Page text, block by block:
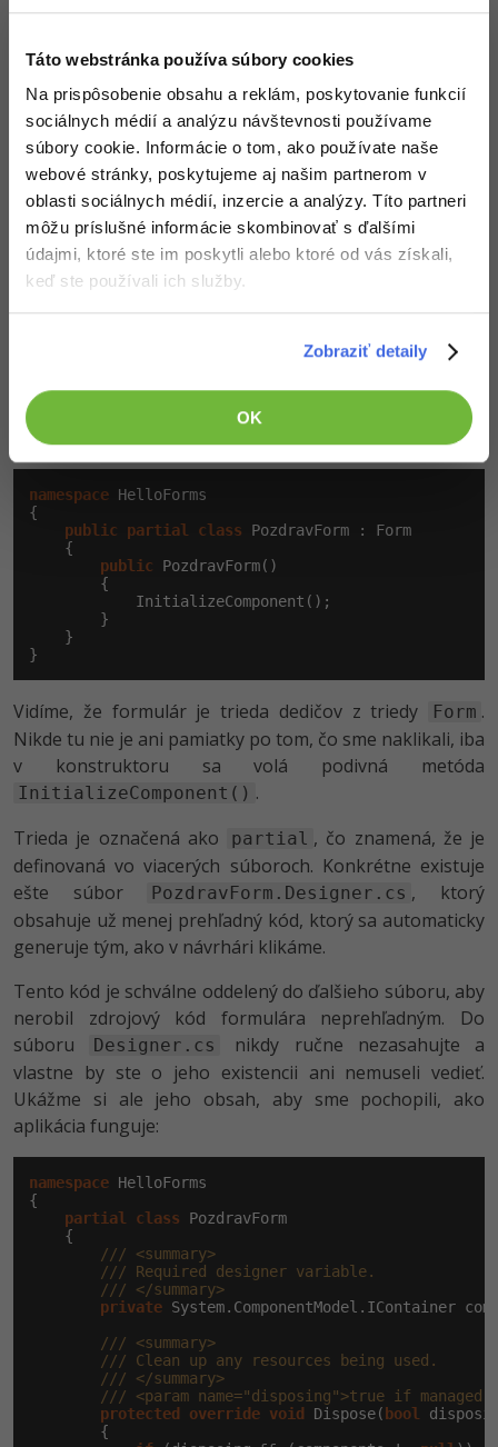
Táto webstránka používa súbory cookies
Na prispôsobenie obsahu a reklám, poskytovanie funkcií
sociálnych médií a analýzu návštevnosti používame
súbory cookie. Informácie o tom, ako používate naše
webové stránky, poskytujeme aj našim partnerom v
oblasti sociálnych médií, inzercie a analýzy. Títo partneri
môžu príslušné informácie skombinovať s ďalšími
údajmi, ktoré ste im poskytli alebo ktoré od vás získali,
keď ste používali ich služby.
Zobraziť detaily
OK
Solution Exploreri, premenuje sa aj trieda. Pre našu
PozdravForm , premenujte si ho tak, pretože sa v
aplikácii potom budete lepšie orientovať.
Visual Studio zobrazuje buď grafický náhľad formulára
alebo jeho zdrojový kód. Medzi týmito režimami môžeme
prepínať buď pravým kliknutím na formulár (resp. Na
kód) a výberom možnosti View Code (resp. View
Designer). Užitočné je poznať skratky
presunu do návrhára a Ctrl + Alt + 0 k presunu do
kódu. Musí ísť o nulu na alfanumerickej klávesnici (tú
Presuňte sa do kódu formulára, ktorý vyzerá asi takto
(vynechal som počiatočné
namespace HelloForms
{
public
partial class PozdravForm : Form
    {
public PozdravForm()
        {
            InitializeComponent();
        }
    }
}
Vidíme, že formulár je trieda dedičov z triedy Form .
Nikde tu nie je ani pamiatky po tom, čo sme naklikali, iba
v konstruktoru sa volá podivná metóda
InitializeComponent() .
Trieda je označená ako
partial , čo znamená, že je
definovaná vo viacerých súboroch. Konkrétne existuje
ešte súbor
PozdravForm.Designer.cs , ktorý
obsahuje už menej prehľadný kód, ktorý sa automaticky
generuje tým, ako v návrhári klikáme.
Tento kód je schválne oddelený do ďalšieho súboru, aby
nerobil zdrojový kód formulára neprehľadným. Do
súboru
Designer.cs
nikdy ručne nezasahujte a
vlastne by ste o jeho existencii ani nemuseli vedieť.
Ukážme si ale jeho obsah, aby sme pochopili, ako
aplikácia funguje:
namespace HelloForms
{
partial
class PozdravForm
    {
/// <summary>
/// Required designer variable.
/// </summary>
private System.ComponentModel.IContainer
/// <summary>
/// Clean up any resources being used.
/// </summary>
/// <param name="disposing">true if
protected
override void Dispose( bool
        {